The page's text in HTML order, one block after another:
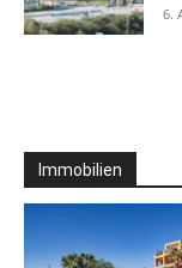
6.
Immobilien